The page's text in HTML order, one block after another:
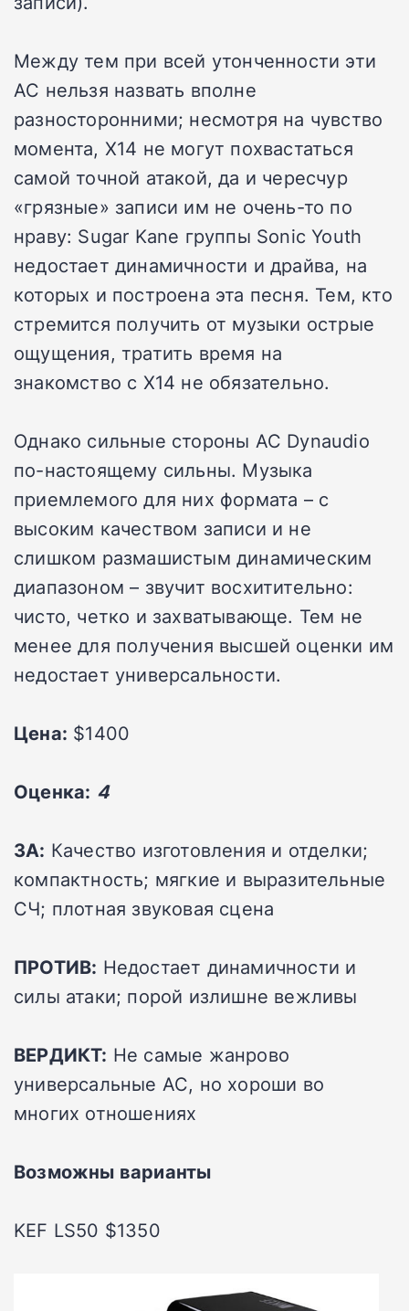
Между тем при всей утонченности эти
АС нельзя назвать вполне
разносторонними; несмотря на чувство
момента, X14 не могут похвастаться
самой точной атакой, да и чересчур
«грязные» записи им не очень-то по
нраву: Sugar Kane группы Sonic Youth
недостает динамичности и драйва, на
которых и построена эта песня. Тем, кто
стремится получить от музыки острые
ощущения, тратить время на
знакомство с X14 не обязательно.
Однако сильные стороны АС Dynaudio
по-настоящему сильны. Музыка
приемлемого для них формата – с
высоким качеством записи и не
слишком размашистым динамическим
диапазоном – звучит восхитительно:
чисто, четко и захватывающе. Тем не
менее для получения высшей оценки им
недостает универсальности.
Цена: $1400
Оценка: 4
ЗА: Качество изготовления и отделки;
компактность; мягкие и выразительные
СЧ; плотная звуковая сцена
ПРОТИВ: Недостает динамичности и
силы атаки; порой излишне вежливы
ВЕРДИКТ: Не самые жанрово
универсальные АС, но хороши во
многих отношениях
Возможны варианты
KEF LS50 $1350